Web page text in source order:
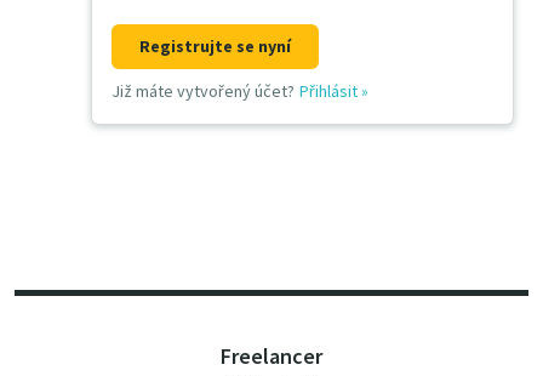
Registrujte se nyní
Již máte vytvořený účet? Přihlásit»
Freelancer